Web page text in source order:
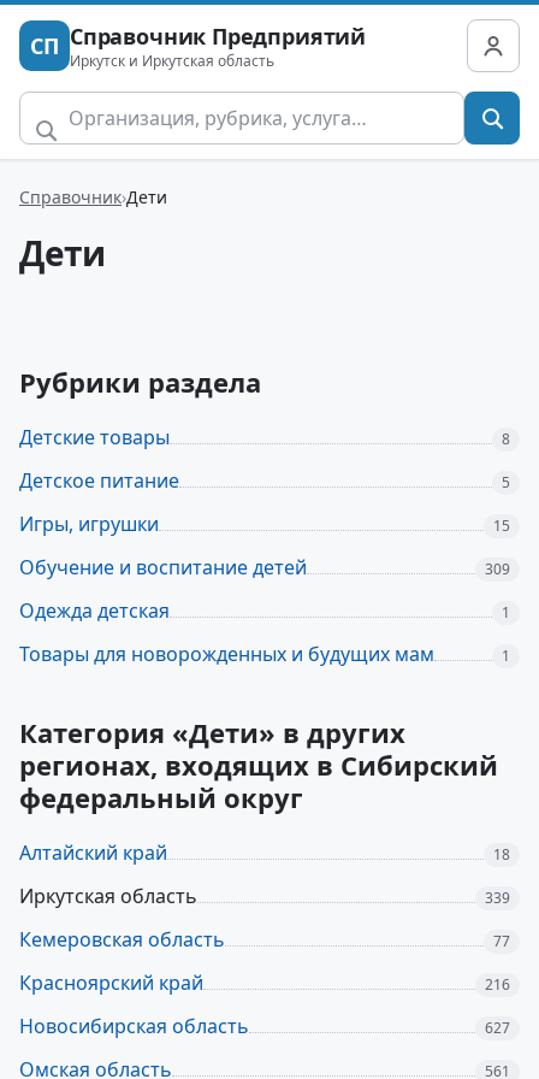
СП Справочник Предприятий
Иркутск и Иркутская область
Справочник Дети
Дети
Рубрики раздела
Детские товары 8
Детское питание 5
Игры, игрушки 15
Обучение и воспитание детей 309
Одежда детская 1
Товары для новорожденных и будущих мам 1
Категория «Дети» в других
регионах, входящих в Сибирский
федеральный округ
Алтайский край 18
Иркутская область 339
Кемеровская область 77
Красноярский край 216
Новосибирская область 627
Омская область 561